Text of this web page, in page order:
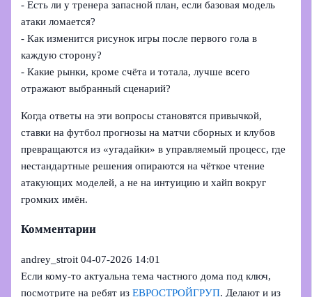
- Есть ли у тренера запасной план, если базовая модель
атаки ломается?
- Как изменится рисунок игры после первого гола в
каждую сторону?
- Какие рынки, кроме счёта и тотала, лучше всего
отражают выбранный сценарий?
Когда ответы на эти вопросы становятся привычкой,
ставки на футбол прогнозы на матчи сборных и клубов
превращаются из «угадайки» в управляемый процесс, где
нестандартные решения опираются на чёткое чтение
атакующих моделей, а не на интуицию и хайп вокруг
громких имён.
Комментарии
andrey_stroit 04-07-2026 14:01
Если кому-то актуальна тема частного дома под ключ,
посмотрите на ребят изЕВРОСТРОЙГРУП. Делают и из